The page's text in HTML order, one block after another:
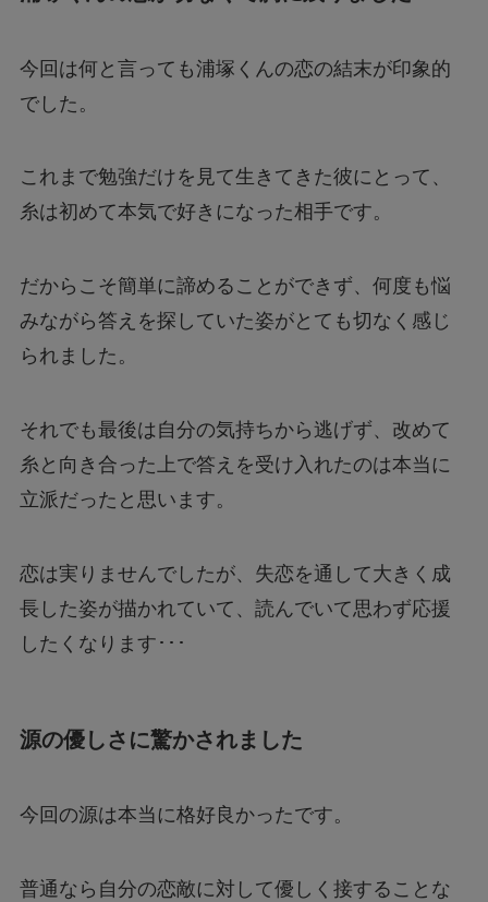
今回は何と言っても浦塚くんの恋の結末が印象的
でした。
これまで勉強だけを見て生きてきた彼にとって、
糸は初めて本気で好きになった相手です。
だからこそ簡単に諦めることができず、何度も悩
みながら答えを探していた姿がとても切なく感じ
られました。
それでも最後は自分の気持ちから逃げず、改めて
糸と向き合った上で答えを受け入れたのは本当に
立派だったと思います。
恋は実りませんでしたが、失恋を通して大きく成
長した姿が描かれていて、読んでいて思わず応援
したくなります･･･
源の優しさに驚かされました
今回の源は本当に格好良かったです。
普通なら自分の恋敵に対して優しく接することな